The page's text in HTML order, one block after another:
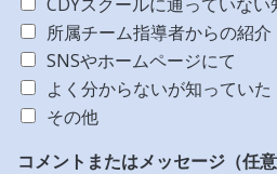
所属チーム指導者からの紹介
SNSやホームページにて
よく分からないが知っていた
その他
コメントまたはメッセージ（任意